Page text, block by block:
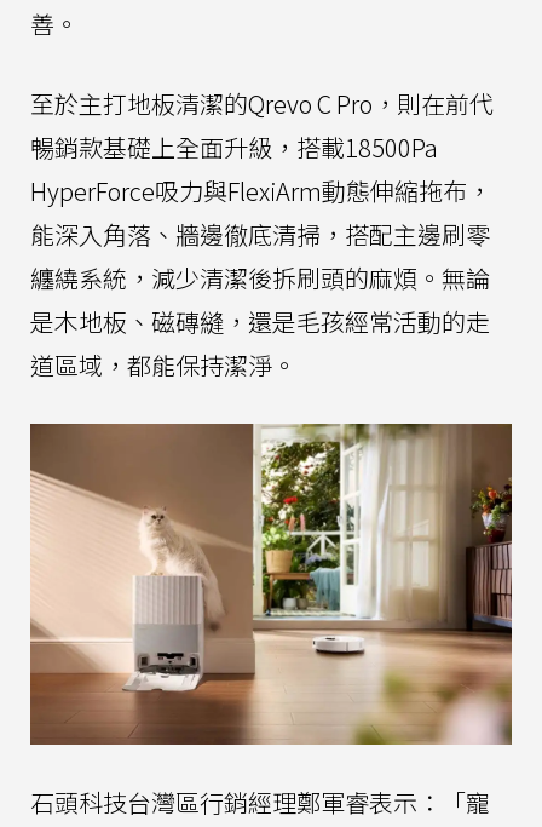
善。
至於主打地板清潔的Qrevo C Pro，則在前代
暢銷款基礎上全面升級，搭載18500Pa
HyperForce吸力與FlexiArm動態伸縮拖布，
能深入角落、牆邊徹底清掃，搭配主邊刷零
纏繞系統，減少清潔後拆刷頭的麻煩。無論
是木地板、磁磚縫，還是毛孩經常活動的走
道區域，都能保持潔淨。
石頭科技台灣區行銷經理鄭軍睿表示：「寵